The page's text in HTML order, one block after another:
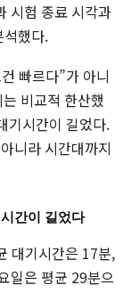
시험 종료 시각과
석했다.
빠르다”가 아니
비교적 한산했
기시간이 길었다.
니라 시간대까지
간이 길었다
대기시간은 17분,
일은 평균 29분으